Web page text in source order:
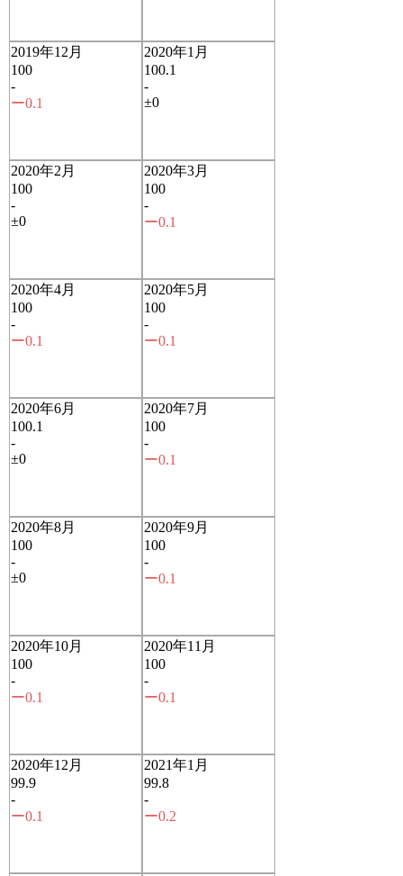
2019年12月
100
-
ー0.1
2020年1月
100.1
-
±0
2020年2月
100
-
±0
2020年3月
100
-
ー0.1
2020年4月
100
-
ー0.1
2020年5月
100
-
ー0.1
2020年6月
100.1
-
±0
2020年7月
100
-
ー0.1
2020年8月
100
-
±0
2020年9月
100
-
ー0.1
2020年10月
100
-
ー0.1
2020年11月
100
-
ー0.1
2020年12月
99.9
-
ー0.1
2021年1月
99.8
-
ー0.2